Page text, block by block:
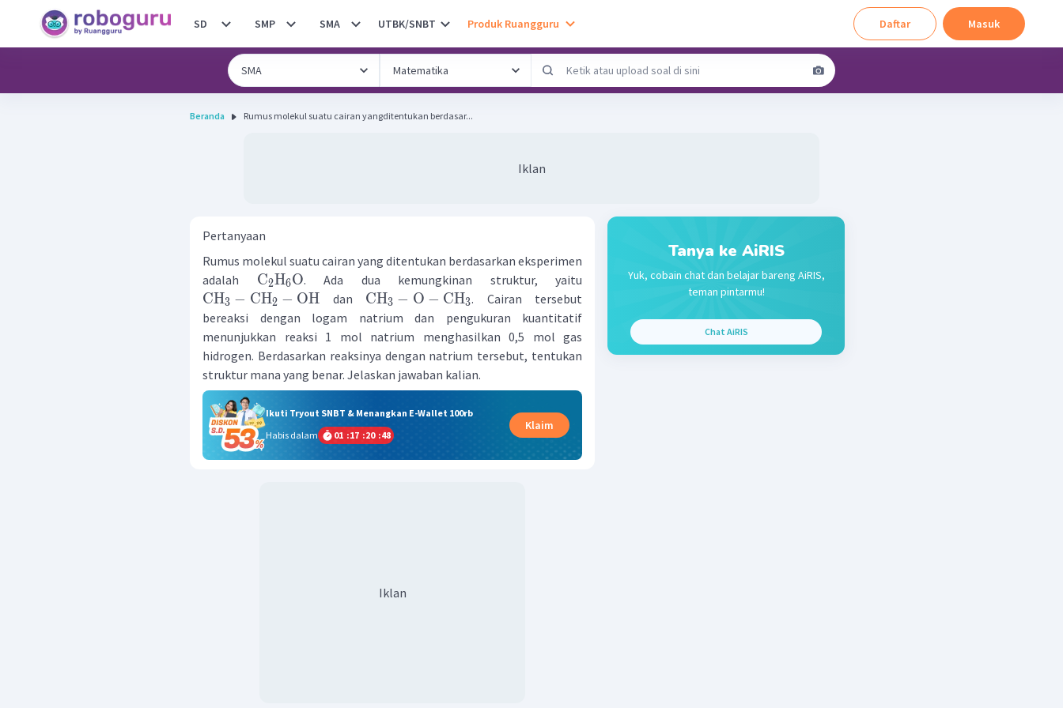
SD SMP SMA UTBK/SNBT Produk Ruangguru Daftar Masuk
Beranda Rumus molekul suatu cairan yangditentukan berdasar...
Iklan
Pertanyaan
Rumus molekul suatu cairan yang ditentukan berdasarkan eksperimen
adalah C2H6O. Ada dua kemungkinan struktur, yaitu
CH3 − CH2 − OH dan CH3 − O − CH3. Cairan tersebut
bereaksi dengan logam natrium dan pengukuran kuantitatif
menunjukkan reaksi 1 mol natrium menghasilkan 0,5 mol gas
hidrogen. Berdasarkan reaksinya dengan natrium tersebut, tentukan
struktur mana yang benar. Jelaskan jawaban kalian.
Ikuti Tryout SNBT & Menangkan E-Wallet 100rb
Habis dalam
01 :17 :20 :47
Klaim
Iklan
Tanya ke AiRIS
Yuk, cobain chat dan belajar bareng AiRIS,
teman pintarmu!
Chat AiRIS